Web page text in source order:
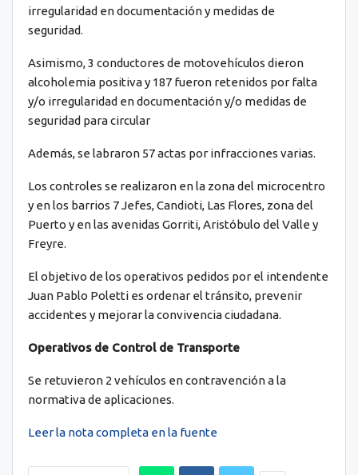
irregularidad en documentación y medidas de
seguridad.
Asimismo, 3 conductores de motovehículos dieron
alcoholemia positiva y 187 fueron retenidos por falta
y/o irregularidad en documentación y/o medidas de
seguridad para circular
Además, se labraron 57 actas por infracciones varias.
Los controles se realizaron en la zona del microcentro
y en los barrios 7 Jefes, Candioti, Las Flores, zona del
Puerto y en las avenidas Gorriti, Aristóbulo del Valle y
Freyre.
El objetivo de los operativos pedidos por el intendente
Juan Pablo Poletti es ordenar el tránsito, prevenir
accidentes y mejorar la convivencia ciudadana.
Operativos de Control de Transporte
Se retuvieron 2 vehículos en contravención a la
normativa de aplicaciones.
Leer la nota completa en la fuente